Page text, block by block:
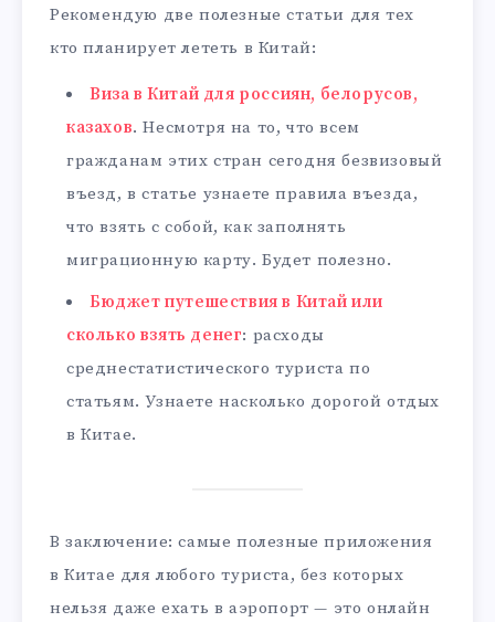
Рекомендую две полезные статьи для тех
кто планирует лететь в Китай:
Виза в Китай для россиян, белорусов,
казахов. Несмотря на то, что всем
гражданам этих стран сегодня безвизовый
въезд, в статье узнаете правила въезда,
что взять с собой, как заполнять
миграционную карту. Будет полезно.
Бюджет путешествия в Китай или
сколько взять денег: расходы
среднестатистического туриста по
статьям. Узнаете насколько дорогой отдых
в Китае.
В заключение: самые полезные приложения
в Китае для любого туриста, без которых
нельзя даже ехать в аэропорт — это онлайн